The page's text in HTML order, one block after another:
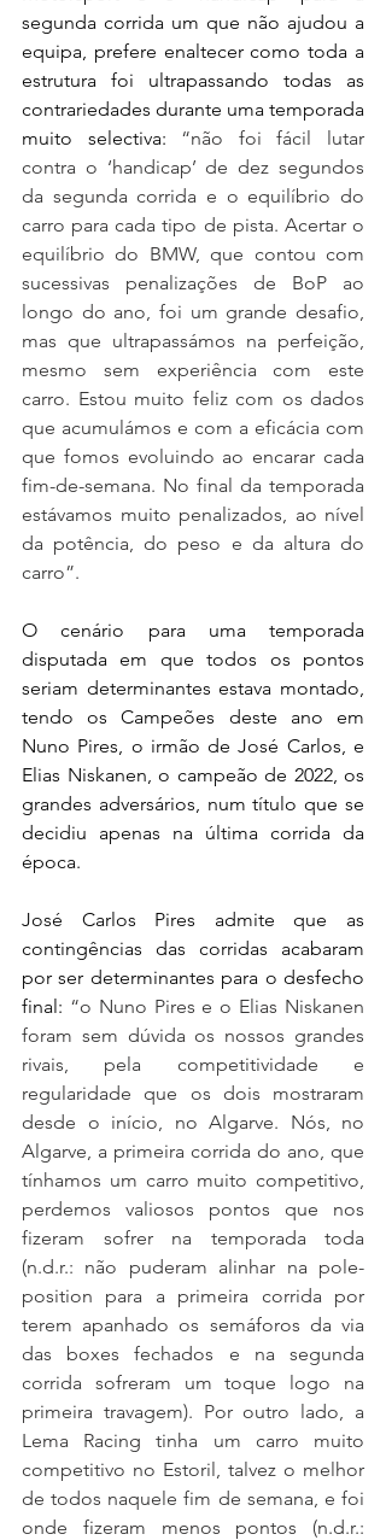
segunda corrida um que não ajudou a
equipa, prefere enaltecer como toda a
estrutura foi ultrapassando todas as
contrariedades durante uma temporada
muito selectiva: “não foi fácil lutar
contra o ‘handicap’ de dez segundos
da segunda corrida e o equilíbrio do
carro para cada tipo de pista. Acertar o
equilíbrio do BMW, que contou com
sucessivas penalizações de BoP ao
longo do ano, foi um grande desafio,
mas que ultrapassámos na perfeição,
mesmo sem experiência com este
carro. Estou muito feliz com os dados
que acumulámos e com a eficácia com
que fomos evoluindo ao encarar cada
fim-de-semana. No final da temporada
estávamos muito penalizados, ao nível
da potência, do peso e da altura do
carro”.
O cenário para uma temporada
disputada em que todos os pontos
seriam determinantes estava montado,
tendo os Campeões deste ano em
Nuno Pires, o irmão de José Carlos, e
Elias Niskanen, o campeão de 2022, os
grandes adversários, num título que se
decidiu apenas na última corrida da
época.
José Carlos Pires admite que as
contingências das corridas acabaram
por ser determinantes para o desfecho
final: “o Nuno Pires e o Elias Niskanen
foram sem dúvida os nossos grandes
rivais, pela competitividade e
regularidade que os dois mostraram
desde o início, no Algarve. Nós, no
Algarve, a primeira corrida do ano, que
tínhamos um carro muito competitivo,
perdemos valiosos pontos que nos
fizeram sofrer na temporada toda
(n.d.r.: não puderam alinhar na pole-
position para a primeira corrida por
terem apanhado os semáforos da via
das boxes fechados e na segunda
corrida sofreram um toque logo na
primeira travagem). Por outro lado, a
Lema Racing tinha um carro muito
competitivo no Estoril, talvez o melhor
de todos naquele fim de semana, e foi
onde fizeram menos pontos (n.d.r.: